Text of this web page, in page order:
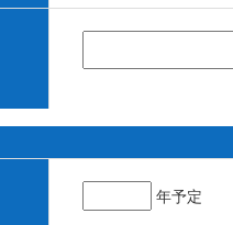
年予定